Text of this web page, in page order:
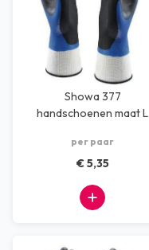
Showa 377
handschoenen maat L
per paar
€ 5,35